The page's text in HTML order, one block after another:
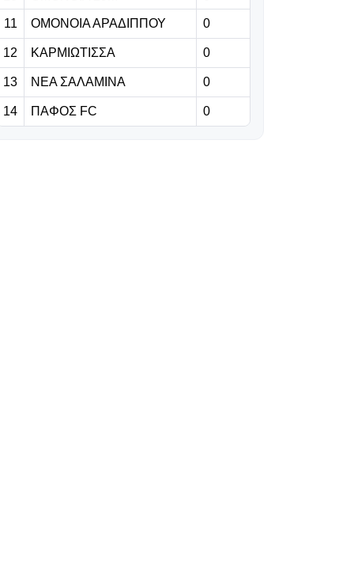
07.08.2026 | 00:07
Europa League:
Εξάρα της
Μπενφίκα στη
σκόρερ Παυλίδη
11 ΟΜΟΝΟΙΑ ΑΡΑΔΙΠΠΟΥ 0
12 ΚΑΡΜΙΩΤΙΣΣΑ 0
13 ΝΕΑ ΣΑΛΑΜΙΝΑ 0
14 ΠΑΦΟΣ FC 0